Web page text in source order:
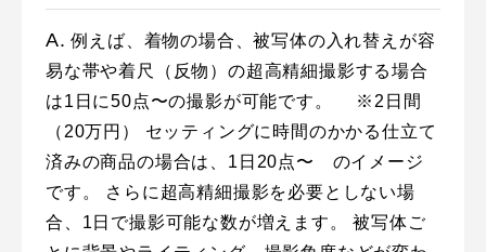
例えば、着物の場合、被写体の入れ替えが容
易な帯や着尺（反物）の超高精細撮影する場合
は1日に50点〜の撮影が可能です。
※2日間
（20万円）
セッティングに時間のかかる仕立て
済みの商品の場合は、1日20点〜 のイメージ
です。
さらに超高精細撮影を必要としない場
合、1日で撮影可能な数が増えます。
被写体ご